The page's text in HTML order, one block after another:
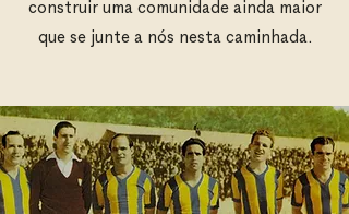
construir uma comunidade ainda maior
que se junte a nós nesta caminhada.